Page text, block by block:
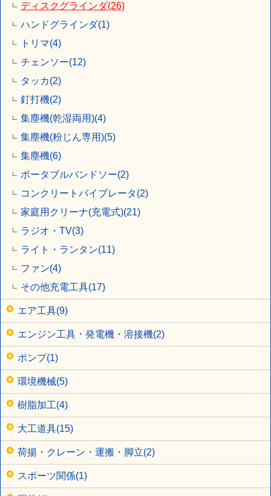
ディスクグラインダ(26)
ハンドグラインダ(1)
トリマ(4)
チェンソー(12)
タッカ(2)
釘打機(2)
集塵機(乾湿両用)(4)
集塵機(粉じん専用)(5)
集塵機(6)
ポータブルバンドソー(2)
コンクリートバイブレータ(2)
家庭用クリーナ(充電式)(21)
ラジオ・TV(3)
ライト・ランタン(11)
ファン(4)
その他充電工具(17)
エア工具(9)
エンジン工具・発電機・溶接機(2)
ポンプ(1)
環境機械(5)
樹脂加工(4)
大工道具(15)
荷揚・クレーン・運搬・脚立(2)
スポーツ関係(1)